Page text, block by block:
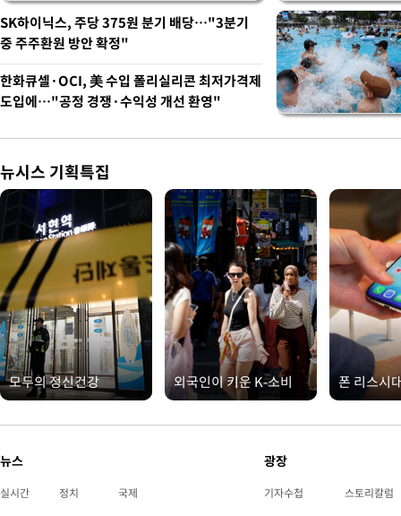
SK하이닉스, 주당 375원 분기 배당…"3분기
중 주주환원 방안 확정"
한화큐셀·OCI, 美 수입 폴리실리콘 최저가격제
도입에…"공정 경쟁·수익성 개선 환영"
뉴시스 기획특집
모두의 정신건강 외국인이 키운 K-소비 폰 리스시
뉴스
실시간 정치 국제
광장
기자수첩 스토리칼럼